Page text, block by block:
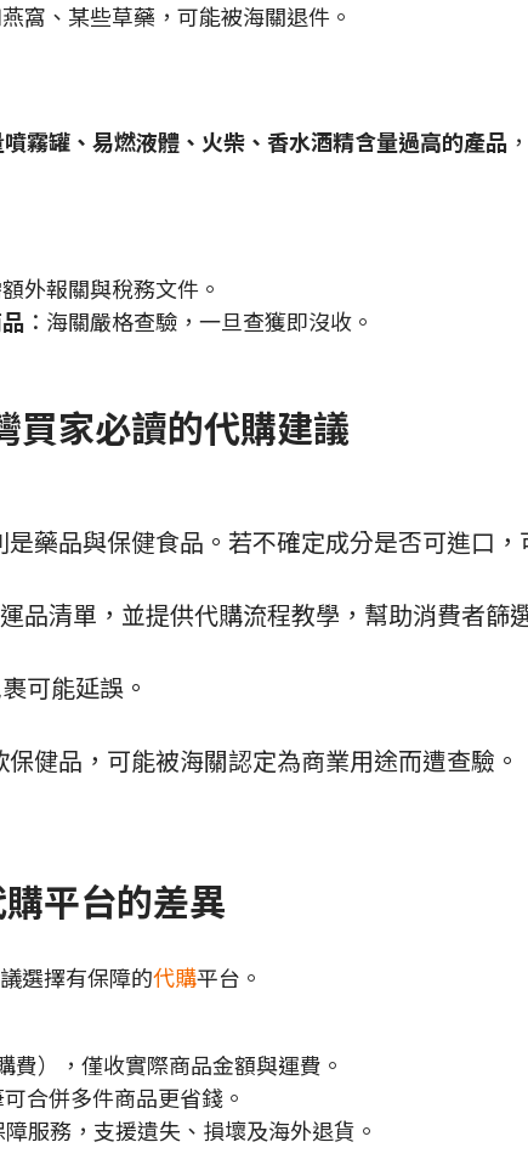
燕窩、某些草藥，可能被海關退件。
霧罐、易燃液體、火柴、香水酒精含量過高的產品
額外報關與稅務文件。
：海關嚴格查驗，一旦查獲即沒收。
買家必讀的代購建議
藥品與保健食品。若不確定成分是否可進口，
品清單，並提供代購流程教學，幫助消費者篩
可能延誤。
健品，可能被海關認定為商業用途而遭查驗。
平台的差異
選擇有保障的代購平台。
費），僅收實際商品金額與運費。
可合併多件商品更省錢。
障服務，支援遺失、損壞及海外退貨。